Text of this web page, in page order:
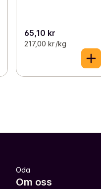
65,10 kr
217,00 kr /kg
Oda
Om oss